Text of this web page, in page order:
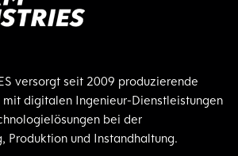
versorgt seit 2009 produzierende
mit digitalen Ingenieur-Dienstleistungen
bei der
Produktion und Instandhaltung.